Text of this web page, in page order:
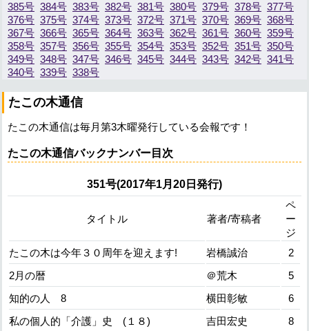
385号 384号 383号 382号 381号 380号 379号 378号 377号
376号 375号 374号 373号 372号 371号 370号 369号 368号
367号 366号 365号 364号 363号 362号 361号 360号 359号
358号 357号 356号 355号 354号 353号 352号 351号 350号
349号 348号 347号 346号 345号 344号 343号 342号 341号
340号 339号 338号
たこの木通信
たこの木通信は毎月第3木曜発行している会報です！
たこの木通信バックナンバー目次
351号(2017年1月20日発行)
タイトル 著者/寄稿者
ペ
ー
ジ
たこの木は今年３０周年を迎えます!
岩橋誠治
2
2月の暦
＠荒木
5
知的の人 8
横田彰敏
6
私の個人的「介護」史 (１８)
吉田宏史
8